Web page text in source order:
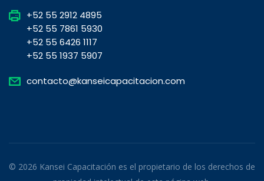
+52 55 2912 4895
+52 55 7861 5930
+52 55 6426 1117
+52 55 1937 5907
contacto@kanseicapacitacion.com
© 2026 Kansei Capacitación es el propietario de los derechos de